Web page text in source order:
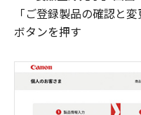
「ご登録製品の確認と変
ボタンを押す